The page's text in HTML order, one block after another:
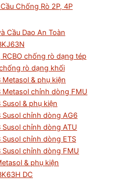
Chống Rò 2P, 4P
Cầu Dao An Toàn
RCBO chống rò dạng tép
rò dạng khối
Metasol & phụ kiện
Metasol chỉnh dòng FMU
Susol & phụ kiện
Susol chỉnh dòng AG6
Susol chỉnh dòng ATU
Susol chỉnh dòng ETS
Susol chỉnh dòng FMU
& phụ kiện
DC